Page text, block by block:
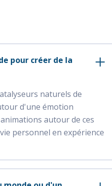
pour créer de la
naturels de
d'une émotion
autour de ces
personnel en expérience